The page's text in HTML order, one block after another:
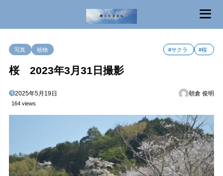
写真 植物 #サクラ #桜
桜 2023年3月31日撮影
2025年5月19日 朝倉 俊明
164 views